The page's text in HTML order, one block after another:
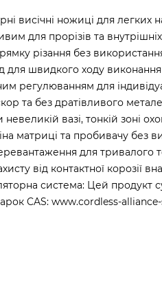
висічні ножиці для легких
для прорізів та
різання без
для швидкого ходу
регулюванням для
та без дратівливого
вазі, тонкій зоні
матриці та пробивачу без
для тривалого
від контактної корозії
система: Цей продукт
CAS: www.cordless-